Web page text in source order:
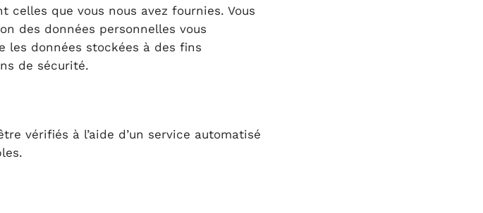
celles que vous nous avez fournies. Vous
des données personnelles vous
les données stockées à des fins
de sécurité.
vérifiés à l’aide d’un service automatisé